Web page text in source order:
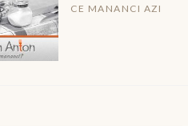
CE MANANCI AZI